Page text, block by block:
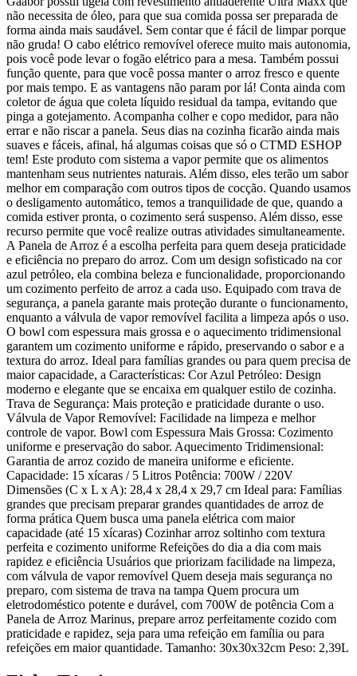
não necessita de óleo, para que sua comida possa ser preparada de
forma ainda mais saudável. Sem contar que é fácil de limpar porque
não gruda! O cabo elétrico removível oferece muito mais autonomia,
pois você pode levar o fogão elétrico para a mesa. Também possui
função quente, para que você possa manter o arroz fresco e quente
por mais tempo. E as vantagens não param por lá! Conta ainda com
coletor de água que coleta líquido residual da tampa, evitando que
pinga a gotejamento. Acompanha colher e copo medidor, para não
errar e não riscar a panela. Seus dias na cozinha ficarão ainda mais
suaves e fáceis, afinal, há algumas coisas que só o CTMD ESHOP
tem! Este produto com sistema a vapor permite que os alimentos
mantenham seus nutrientes naturais. Além disso, eles terão um sabor
melhor em comparação com outros tipos de cocção. Quando usamos
o desligamento automático, temos a tranquilidade de que, quando a
comida estiver pronta, o cozimento será suspenso. Além disso, esse
recurso permite que você realize outras atividades simultaneamente.
A Panela de Arroz é a escolha perfeita para quem deseja praticidade
e eficiência no preparo do arroz. Com um design sofisticado na cor
azul petróleo, ela combina beleza e funcionalidade, proporcionando
um cozimento perfeito de arroz a cada uso. Equipado com trava de
segurança, a panela garante mais proteção durante o funcionamento,
enquanto a válvula de vapor removível facilita a limpeza após o uso.
O bowl com espessura mais grossa e o aquecimento tridimensional
garantem um cozimento uniforme e rápido, preservando o sabor e a
textura do arroz. Ideal para famílias grandes ou para quem precisa de
maior capacidade, a Características: Cor Azul Petróleo: Design
moderno e elegante que se encaixa em qualquer estilo de cozinha.
Trava de Segurança: Mais proteção e praticidade durante o uso.
Válvula de Vapor Removível: Facilidade na limpeza e melhor
controle de vapor. Bowl com Espessura Mais Grossa: Cozimento
uniforme e preservação do sabor. Aquecimento Tridimensional:
Garantia de arroz cozido de maneira uniforme e eficiente.
Capacidade: 15 xícaras / 5 Litros Potência: 700W / 220V
Dimensões (C x L x A): 28,4 x 28,4 x 29,7 cm Ideal para: Famílias
grandes que precisam preparar grandes quantidades de arroz de
forma prática Quem busca uma panela elétrica com maior
capacidade (até 15 xícaras) Cozinhar arroz soltinho com textura
perfeita e cozimento uniforme Refeições do dia a dia com mais
rapidez e eficiência Usuários que priorizam facilidade na limpeza,
com válvula de vapor removível Quem deseja mais segurança no
preparo, com sistema de trava na tampa Quem procura um
eletrodoméstico potente e durável, com 700W de potência Com a
Panela de Arroz Marinus, prepare arroz perfeitamente cozido com
praticidade e rapidez, seja para uma refeição em família ou para
refeições em maior quantidade. Tamanho: 30x30x32cm Peso: 2,39L